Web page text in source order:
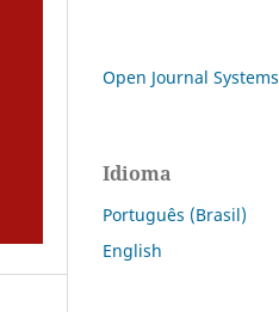
Open Journal Systems
Idioma
Português (Brasil)
English